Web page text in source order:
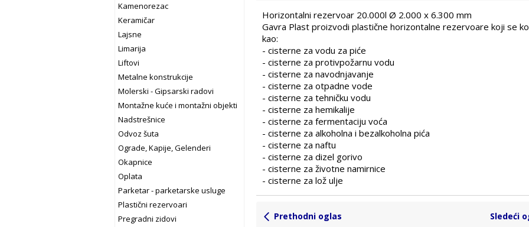
Kamenorezac
Keramičar
Lajsne
Limarija
Liftovi
Metalne konstrukcije
Molerski - Gipsarski radovi
Montažne kuće i montažni objekti
Nadstrešnice
Odvoz šuta
Ograde, Kapije, Gelenderi
Okapnice
Oplata
Parketar - parketarske usluge
Plastični rezervoari
Pregradni zidovi
Horizontalni rezervoar 20.000l Ø 2.000 x 6.300 mm
Gavra Plast proizvodi plastične horizontalne rezervoare koji se
kao:
- cisterne za vodu za piće
- cisterne za protivpožarnu vodu
- cisterne za navodnjavanje
- cisterne za otpadne vode
- cisterne za tehničku vodu
- cisterne za hemikalije
- cisterne za fermentaciju voća
- cisterne za alkoholna i bezalkoholna pića
- cisterne za naftu
- cisterne za dizel gorivo
- cisterne za životne namirnice
- cisterne za lož ulje
Prethodni oglas Sledeći